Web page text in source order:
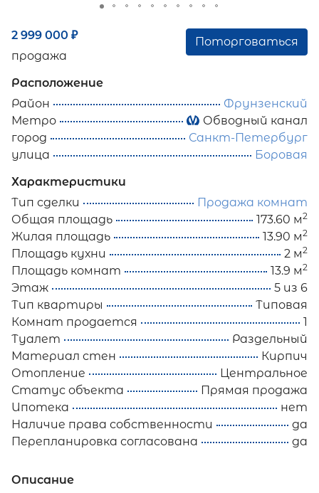
2 999 000 ₽
продажа
Поторговаться
Расположение
Район
Фрунзенский
Метро
Обводный канал
город
Санкт-Петербург
улица
Боровая
Характеристики
Тип сделки
Продажа комнат
Общая площадь
173.60 м2
Жилая площадь 13.90 м2
Площадь кухни 2 м2
Площадь комнат 13.9 м2
Этаж
5 из 6
Тип квартиры
Типовая
Комнат продается
1
Туалет
Раздельный
Материал стен
Кирпич
Отопление
Центральное
Статус объекта
Прямая продажа
Ипотека
нет
Наличие права собственности
да
Перепланировка согласована
да
Описание